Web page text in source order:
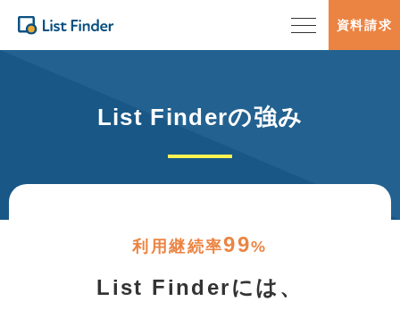
資料請求
List Finderの強み
利用継続率99%
List Finderには、